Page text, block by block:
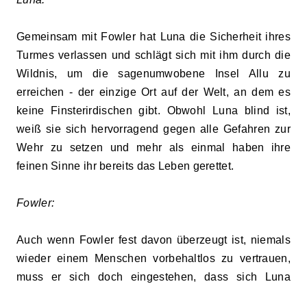
Gemeinsam mit Fowler hat Luna die Sicherheit ihres
Turmes verlassen und schlägt sich mit ihm durch die
Wildnis, um die sagenumwobene Insel Allu zu
erreichen - der einzige Ort auf der Welt, an dem es
keine Finsterirdischen gibt. Obwohl Luna blind ist,
weiß sie sich hervorragend gegen alle Gefahren zur
Wehr zu setzen und mehr als einmal haben ihre
feinen Sinne ihr bereits das Leben gerettet.
Fowler:
Auch wenn Fowler fest davon überzeugt ist, niemals
wieder einem Menschen vorbehaltlos zu vertrauen,
muss er sich doch eingestehen, dass sich Luna